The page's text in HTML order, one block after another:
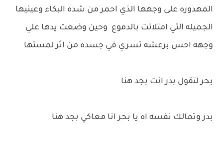
المهدوره على وجهها الذي احمر من شده البكاء وعينيها
الجميله التي امتلائت بالدموع وحين وضعت يدها علي
وجهه احس برعشه تسري في جسده من اثر لمستها
بحر لتقول بدر انت بجد هنا
بدر وتمالك نفسه اه يا بحر انا معاكي بجد هنا